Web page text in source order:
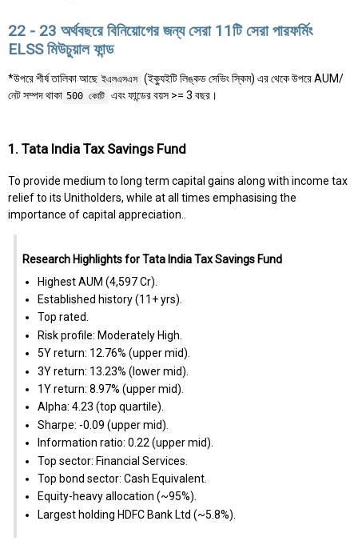
22 - 23 অর্থবছরে বিনিয়োগের জন্য সেরা 11টি সেরা পারফর্মিং
ELSS মিউচুয়াল ফান্ড
*উপরে শীর্ষ তালিকা আছে ইএলএসএস (ইক্যুইটি লিঙ্কড সেভিং স্কিম) এর থেকে উপরে AUM/
নেট সম্পদ থাকা 500 কোটি এবং ফান্ডের বয়স >= 3 বছর।
1. Tata India Tax Savings Fund
To provide medium to long term capital gains along with income tax
relief to its Unitholders, while at all times emphasising the
importance of capital appreciation..
Research Highlights for Tata India Tax Savings Fund
Highest AUM (₹4,597 Cr).
Established history (11+ yrs).
Top rated.
Risk profile: Moderately High.
5Y return: 12.76% (upper mid).
3Y return: 13.23% (lower mid).
1Y return: 8.97% (upper mid).
Alpha: 4.23 (top quartile).
Sharpe: -0.09 (upper mid).
Information ratio: 0.22 (upper mid).
Top sector: Financial Services.
Top bond sector: Cash Equivalent.
Equity-heavy allocation (~95%).
Largest holding HDFC Bank Ltd (~5.8%).